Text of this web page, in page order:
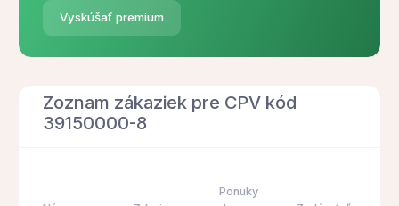
Vyskúšať premium
Zoznam zákaziek pre CPV kód
39150000-8
Ponuky